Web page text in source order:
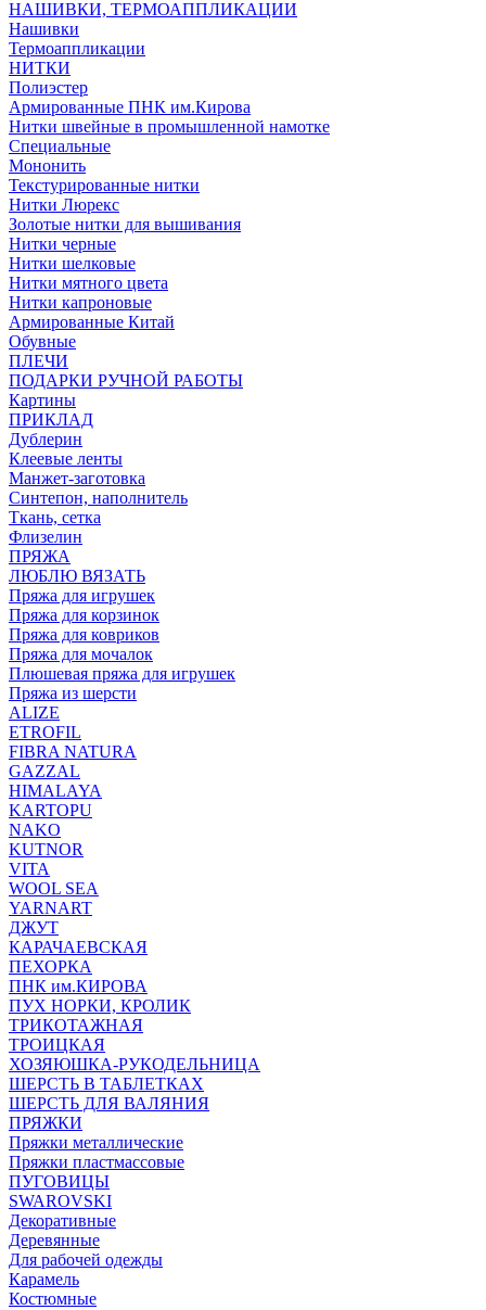
НАШИВКИ, ТЕРМОАППЛИКАЦИИ
Нашивки
Термоаппликации
НИТКИ
Полиэстер
Армированные ПНК им.Кирова
Нитки швейные в промышленной намотке
Специальные
Мононить
Текстурированные нитки
Нитки Люрекс
Золотые нитки для вышивания
Нитки черные
Нитки шелковые
Нитки мятного цвета
Нитки капроновые
Армированные Китай
Обувные
ПЛЕЧИ
ПОДАРКИ РУЧНОЙ РАБОТЫ
Картины
ПРИКЛАД
Дублерин
Клеевые ленты
Манжет-заготовка
Синтепон, наполнитель
Ткань, сетка
Флизелин
ПРЯЖА
ЛЮБЛЮ ВЯЗАТЬ
Пряжа для игрушек
Пряжа для корзинок
Пряжа для ковриков
Пряжа для мочалок
Плюшевая пряжа для игрушек
Пряжа из шерсти
ALIZE
ETROFIL
FIBRA NATURA
GAZZAL
HIMALAYA
KARTOPU
NAKO
KUTNOR
VITA
WOOL SEA
YARNART
ДЖУТ
КАРАЧАЕВСКАЯ
ПЕХОРКА
ПНК им.КИРОВА
ПУХ НОРКИ, КРОЛИК
ТРИКОТАЖНАЯ
ТРОИЦКАЯ
ХОЗЯЮШКА-РУКОДЕЛЬНИЦА
ШЕРСТЬ В ТАБЛЕТКАХ
ШЕРСТЬ ДЛЯ ВАЛЯНИЯ
ПРЯЖКИ
Пряжки металлические
Пряжки пластмассовые
ПУГОВИЦЫ
SWAROVSKI
Декоративные
Деревянные
Для рабочей одежды
Карамель
Костюмные